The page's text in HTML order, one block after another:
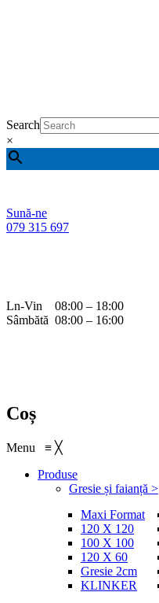
Search
×
Sună-ne
079 315 697
Ln-Vin 08:00 – 18:00
Sâmbătă 08:00 – 16:00
Coș
Menu ≡ ╳
Produse
Gresie și faianță >
Maxi Format
120 X 120
100 X 100
120 X 60
Gresie 2cm
KLINKER